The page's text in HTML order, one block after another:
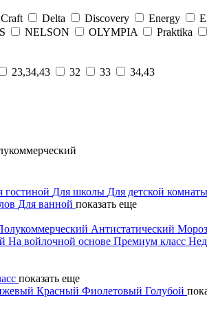
Craft Delta Discovery Energy
NELSON OLYMPIA Praktika
23,34,43 32 33
34,43
гостиной Для школы Для детской комнаты
Для ванной показать еще
Антистатический
На войлочной основе Премиум класс
показать еще
Красный Фиолетовый Голубой